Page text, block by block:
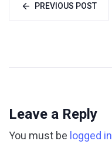
PREVIOUS POST
Leave a Reply
You must be logged in